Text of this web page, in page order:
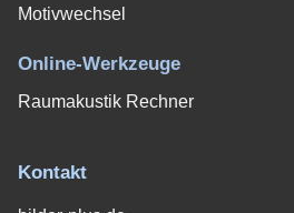
Motivwechsel
Online-Werkzeuge
Raumakustik Rechner
Kontakt